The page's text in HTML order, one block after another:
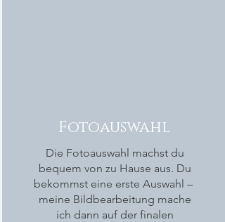
Fotoauswahl
Die Fotoauswahl machst du
bequem von zu Hause aus. Du
bekommst eine erste Auswahl –
meine Bildbearbeitung mache
ich dann auf der finalen